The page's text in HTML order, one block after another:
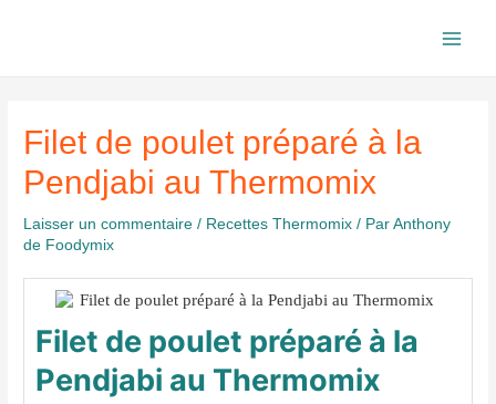
Filet de poulet préparé à la
Pendjabi au Thermomix
Laisser un commentaire / Recettes Thermomix / ParAnthony
de Foodymix
Filet de poulet préparé à la
Pendjabi au Thermomix